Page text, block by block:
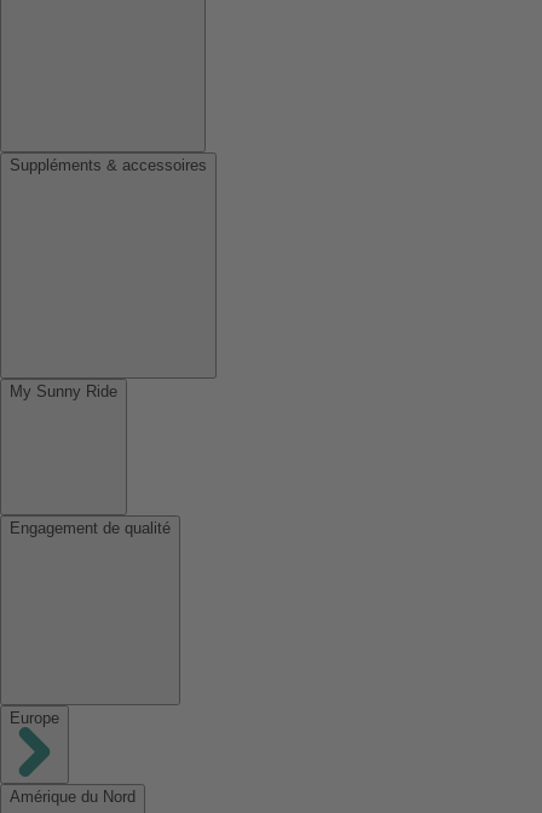
Suppléments & accessoires
My Sunny Ride
Engagement de qualité
Europe
Amérique du Nord